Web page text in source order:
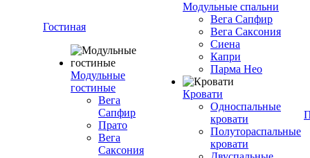
Гостиная
Модульные
гостиные
Вега
Сапфир
Прато
Вега
Саксония
Модульные спальни
Вега Сапфир
Вега Саксония
Сиена
Капри
Парма Нео
Кровати
Односпальные
кровати
Полутораспальные
кровати